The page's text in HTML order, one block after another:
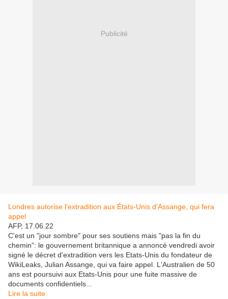
Publicité
Londres autorise l'extradition aux États-Unis d'Assange, qui fera
appel
AFP, 17.06.22
C'est un "jour sombre" pour ses soutiens mais "pas la fin du
chemin": le gouvernement britannique a annoncé vendredi avoir
signé le décret d'extradition vers les Etats-Unis du fondateur de
WikiLeaks, Julian Assange, qui va faire appel. L'Australien de 50
ans est poursuivi aux Etats-Unis pour une fuite massive de
documents confidentiels...
Lire la suite